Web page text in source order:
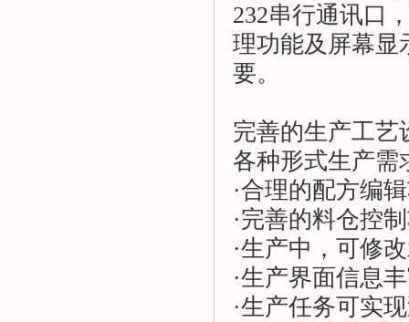
232串行通讯口
理功能及屏幕显
要。
完善的生产工艺
各种形式生产需
·合理的配方编
·完善的料仓控
·生产中，可修
·生产界面信息
·生产任务可实